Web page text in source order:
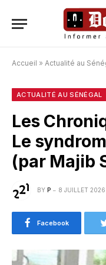
Accueil » Actualité au
ACTUALITÉ AU SÉNÉGAL
Les
Le
(par Majib
BY P 8 JUILLET 2026
Facebook